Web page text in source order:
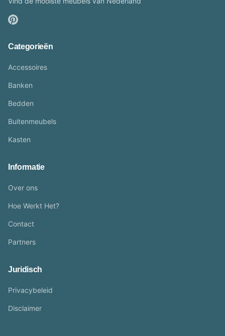
Categorieën
Accessoires
Banken
Bedden
Buitenmeubels
Kasten
Informatie
Over ons
Hoe Werkt Het?
Contact
Partners
Juridisch
Privacybeleid
Disclaimer